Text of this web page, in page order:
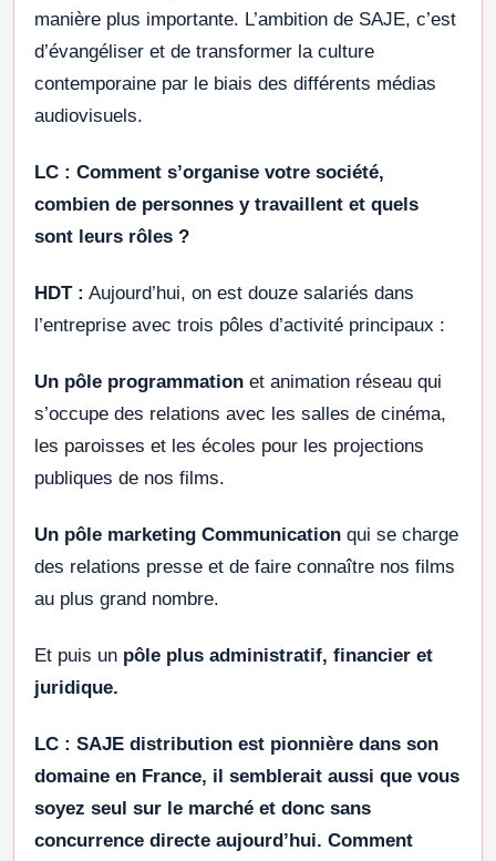
manière plus importante. L’ambition de SAJE, c’est
d’évangéliser et de transformer la culture
contemporaine par le biais des différents médias
audiovisuels.
LC : Comment s’organise votre société,
combien de personnes y travaillent et quels
sont leurs rôles ?
HDT : Aujourd’hui, on est douze salariés dans
l’entreprise avec trois pôles d’activité principaux :
Un pôle programmation et animation réseau qui
s’occupe des relations avec les salles de cinéma,
les paroisses et les écoles pour les projections
publiques de nos films.
Un pôle marketing Communication qui se charge
des relations presse et de faire connaître nos films
au plus grand nombre.
Et puis un pôle plus administratif, financier et
juridique.
LC : SAJE distribution est pionnière dans son
domaine en France, il semblerait aussi que vous
soyez seul sur le marché et donc sans
concurrence directe aujourd’hui. Comment